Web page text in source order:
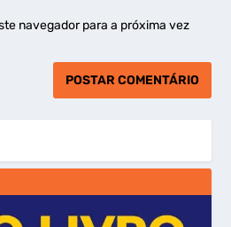
navegador para a próxima vez